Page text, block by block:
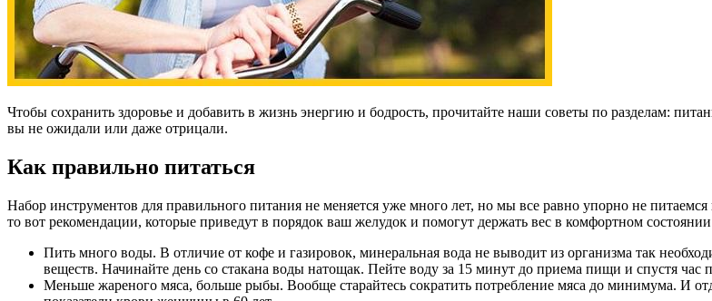
Чтобы сохранить здоровье и добавить в жизнь энергию и бодрость, прочитайте наши советы по разделам:
вы не ожидали или даже отрицали.
Как правильно питаться
Набор инструментов для правильного питания не меняется уже много лет, но мы все равно упорно не
то вот рекомендации, которые приведут в порядок ваш желудок и помогут держать вес в комфортном
Пить много воды. В отличие от кофе и газировок, минеральная вода не выводит из организма так
веществ. Начинайте день со стакана воды натощак. Пейте воду за 15 минут до приема пищи и спустя час
Меньше жареного мяса, больше рыбы. Вообще старайтесь сократить потребление мяса до минимума. И